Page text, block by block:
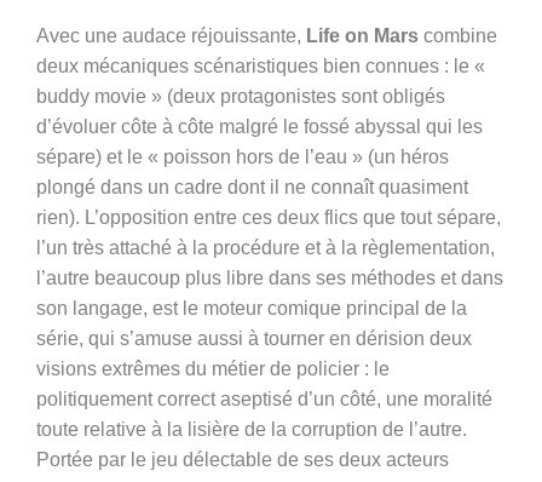
Avec une audace réjouissante, Life on Mars combine
deux mécaniques scénaristiques bien connues : le «
buddy movie » (deux protagonistes sont obligés
d’évoluer côte à côte malgré le fossé abyssal qui les
sépare) et le « poisson hors de l’eau » (un héros
plongé dans un cadre dont il ne connaît quasiment
rien). L’opposition entre ces deux flics que tout sépare,
l’un très attaché à la procédure et à la règlementation,
l’autre beaucoup plus libre dans ses méthodes et dans
son langage, est le moteur comique principal de la
série, qui s’amuse aussi à tourner en dérision deux
visions extrêmes du métier de policier : le
politiquement correct aseptisé d’un côté, une moralité
toute relative à la lisière de la corruption de l’autre.
Portée par le jeu délectable de ses deux acteurs